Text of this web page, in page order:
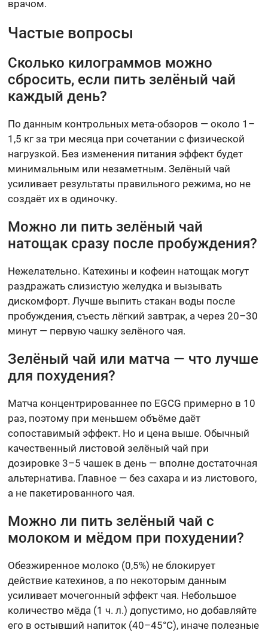
врачом.
Частые вопросы
Сколько килограммов можно
сбросить, если пить зелёный чай
каждый день?
По данным контрольных мета-обзоров — около 1–
1,5 кг за три месяца при сочетании с физической
нагрузкой. Без изменения питания эффект будет
минимальным или незаметным. Зелёный чай
усиливает результаты правильного режима, но не
создаёт их в одиночку.
Можно ли пить зелёный чай
натощак сразу после пробуждения?
Нежелательно. Катехины и кофеин натощак могут
раздражать слизистую желудка и вызывать
дискомфорт. Лучше выпить стакан воды после
пробуждения, съесть лёгкий завтрак, а через 20–30
минут — первую чашку зелёного чая.
Зелёный чай или матча — что лучше
для похудения?
Матча концентрированнее по EGCG примерно в 10
раз, поэтому при меньшем объёме даёт
сопоставимый эффект. Но и цена выше. Обычный
качественный листовой зелёный чай при
дозировке 3–5 чашек в день — вполне достаточная
альтернатива. Главное — без сахара и из листового,
а не пакетированного чая.
Можно ли пить зелёный чай с
молоком и мёдом при похудении?
Обезжиренное молоко (0,5%) не блокирует
действие катехинов, а по некоторым данным
усиливает мочегонный эффект чая. Небольшое
количество мёда (1 ч. л.) допустимо, но добавляйте
его в остывший напиток (40–45°C), иначе полезные